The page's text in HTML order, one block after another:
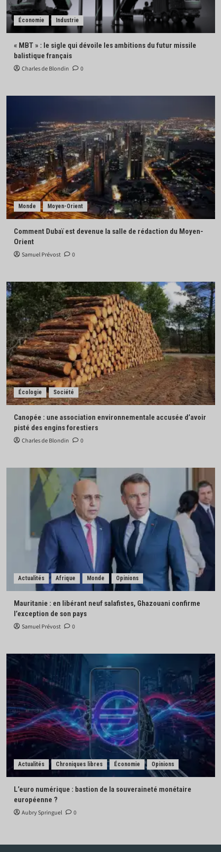
Économie Industrie
« MBT » : le sigle qui dévoile les ambitions du futur missile
balistique français
Charles de Blondin 0
Monde Moyen-Orient
Comment Dubaï est devenue la salle de rédaction du Moyen-
Orient
Samuel Prévost 0
Écologie Société
Canopée : une association environnementale accusée d’avoir
pisté des engins forestiers
Charles de Blondin 0
Actualités Afrique Monde Opinions
Mauritanie : en libérant neuf salafistes, Ghazouani confirme
l’exception de son pays
Samuel Prévost 0
Actualités Chroniques libres Économie Opinions
L’euro numérique : bastion de la souveraineté monétaire
européenne ?
Aubry Springuel 0